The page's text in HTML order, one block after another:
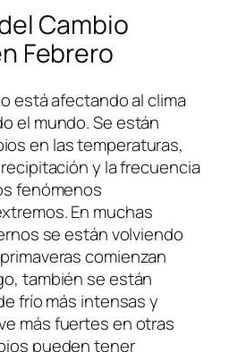
Cambio
Febrero
está afectando al clima
el mundo. Se están
en las temperaturas,
y la frecuencia
fenómenos
En muchas
se están volviendo
comienzan
también se están
frío más intensas y
más fuertes en otras
pueden tener